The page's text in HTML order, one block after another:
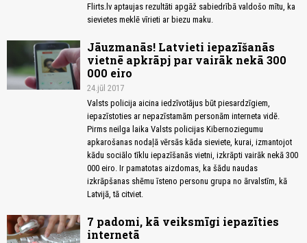
Flirts.lv aptaujas rezultāti apgāž sabiedrībā valdošo mītu, ka
sievietes meklē vīrieti ar biezu maku.
Jāuzmanās! Latvieti iepazīšanās
vietnē apkrāpj par vairāk nekā 300
000 eiro
24.jūl 2017
Valsts policija aicina iedzīvotājus būt piesardzīgiem,
iepazīstoties ar nepazīstamām personām interneta vidē.
Pirms neilga laika Valsts policijas Kibernoziegumu
apkarošanas nodaļā vērsās kāda sieviete, kurai, izmantojot
kādu sociālo tīklu iepazīšanās vietni, izkrāpti vairāk nekā 300
000 eiro. Ir pamatotas aizdomas, ka šādu naudas
izkrāpšanas shēmu īsteno personu grupa no ārvalstīm, kā
Latvijā, tā citviet.
7 padomi, kā veiksmīgi iepazīties
internetā